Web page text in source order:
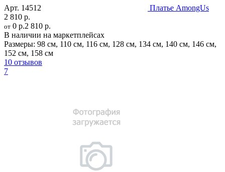
Арт. 14512
Платье AmongUs
2 810 р.
от 0 р.2 810 р.
В наличии на маркетплейсах
Размеры: 98 см, 110 см, 116 см, 128 см, 134 см, 140 см, 146 см,
152 см, 158 см
10 отзывов
7